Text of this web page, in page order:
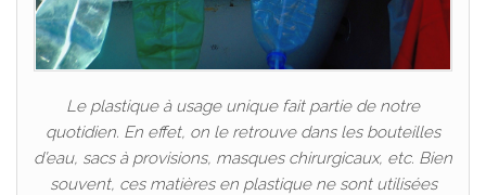
Le plastique à usage unique fait partie de notre
quotidien. En effet, on le retrouve dans les bouteilles
d’eau, sacs à provisions, masques chirurgicaux, etc. Bien
souvent, ces matières en plastique ne sont utilisées